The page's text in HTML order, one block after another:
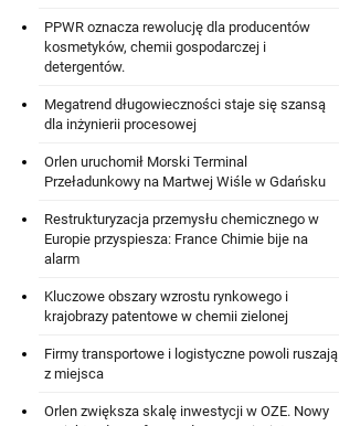
PPWR oznacza rewolucję dla producentów
kosmetyków, chemii gospodarczej i
detergentów.
Megatrend długowieczności staje się szansą
dla inżynierii procesowej
Orlen uruchomił Morski Terminal
Przeładunkowy na Martwej Wiśle w Gdańsku
Restrukturyzacja przemysłu chemicznego w
Europie przyspiesza: France Chimie bije na
alarm
Kluczowe obszary wzrostu rynkowego i
krajobrazy patentowe w chemii zielonej
Firmy transportowe i logistyczne powoli ruszają
z miejsca
Orlen zwiększa skalę inwestycji w OZE. Nowy